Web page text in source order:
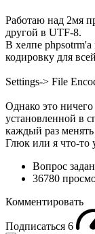
Работаю над 2мя
другой в UTF-8.
В хелпе
кодировку для
Settings-> File
Однако это
установленной в
каждый раз
Глюк или я что-то
Вопрос задан
36780
Комментировать
Подписаться 6